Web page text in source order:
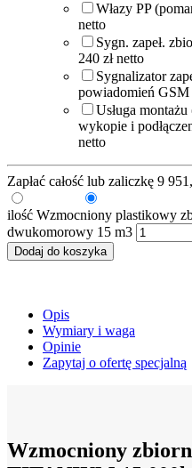
Włazy PP
netto
Sygn. zapeł.
240 zł netto
Sygnalizator
powiadomień GSM
Usługa
wykopie i
netto
Zapłać całość lub zaliczkę 9
ilość Wzmocniony plastikowy
dwukomorowy 15 m3
Dodaj do koszyka
Opis
Wymiary i waga
Opinie
Zapytaj o ofertę specjalną
Wzmocniony